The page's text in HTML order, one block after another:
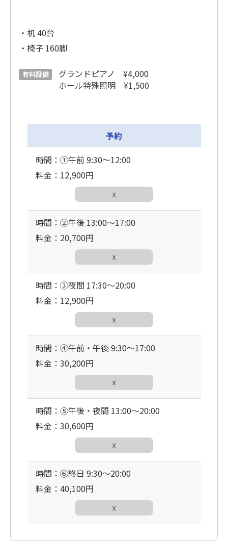
・机 40台
・椅子 160脚
有料設備
グランドピアノ ¥4,000
ホール特殊照明 ¥1,500
予約
時間：①午前 9:30〜12:00
料金：12,900円
☓
時間：②午後 13:00〜17:00
料金：20,700円
☓
時間：③夜間 17:30〜20:00
料金：12,900円
☓
時間：④午前・午後 9:30〜17:00
料金：30,200円
☓
時間：⑤午後・夜間 13:00〜20:00
料金：30,600円
☓
時間：⑥終日 9:30〜20:00
料金：40,100円
☓